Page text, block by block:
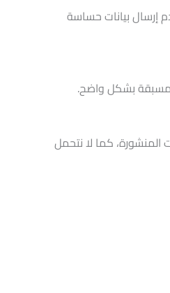
إرسال بيانات حساسة
بشكل واضح.
كما لا نتحمل